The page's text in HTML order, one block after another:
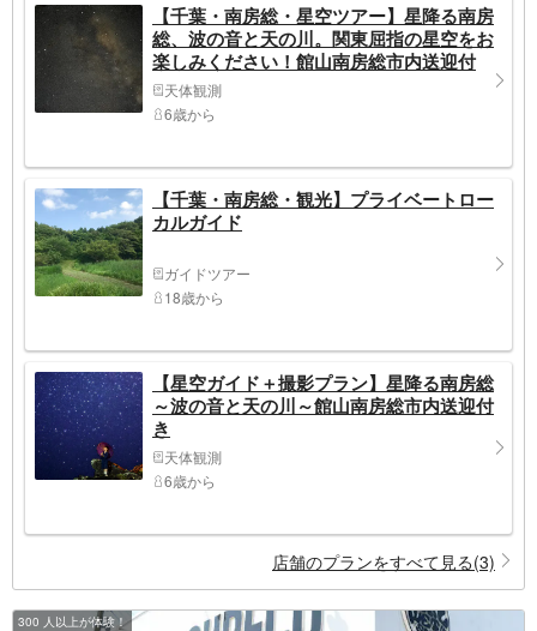
【千葉・南房総・星空ツアー】星降る南房
総、波の音と天の川。関東屈指の星空をお
楽しみください！館山南房総市内送迎付
き、贅沢なひとときを
天体観測
6歳から
【千葉・南房総・観光】プライベートロー
カルガイド
ガイドツアー
18歳から
【星空ガイド＋撮影プラン】星降る南房総
～波の音と天の川～館山南房総市内送迎付
き
天体観測
6歳から
店舗のプランをすべて見る(3)
300 人以上が体験！